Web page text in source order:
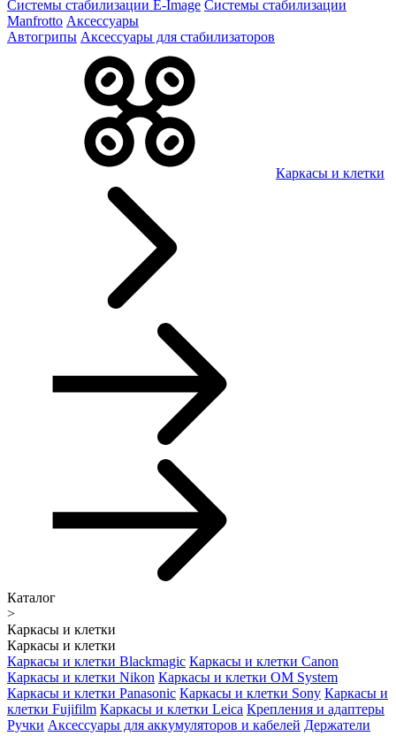
Системы стабилизации E-Image Системы стабилизации
Manfrotto Аксессуары
Автогрипы Аксессуары для стабилизаторов
Каркасы и клетки
Каталог
>
Каркасы и клетки
Каркасы и клетки
Каркасы и клетки Blackmagic Каркасы и клетки Canon
Каркасы и клетки Nikon Каркасы и клетки OM System
Каркасы и клетки Panasonic Каркасы и клетки Sony Каркасы и
клетки Fujifilm Каркасы и клетки Leica Крепления и адаптеры
Ручки Аксессуары для аккумуляторов и кабелей Держатели